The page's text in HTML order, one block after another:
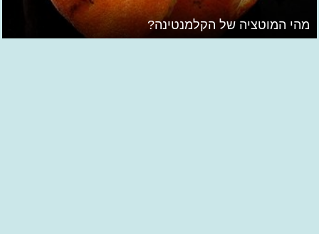
מהי המוטציה של הקלמנטינה?